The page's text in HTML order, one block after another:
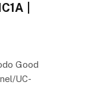
|
Good
UC-